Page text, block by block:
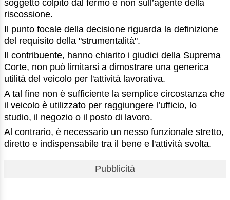
soggetto colpito dal fermo e non sull’agente della
riscossione.
Il punto focale della decisione riguarda la definizione
del requisito della "strumentalità".
Il contribuente, hanno chiarito i giudici della Suprema
Corte, non può limitarsi a dimostrare una generica
utilità del veicolo per l'attività lavorativa.
A tal fine non è sufficiente la semplice circostanza che
il veicolo è utilizzato per raggiungere l’ufficio, lo
studio, il negozio o il posto di lavoro.
Al contrario, è necessario un nesso funzionale stretto,
diretto e indispensabile tra il bene e l'attività svolta.
Pubblicità